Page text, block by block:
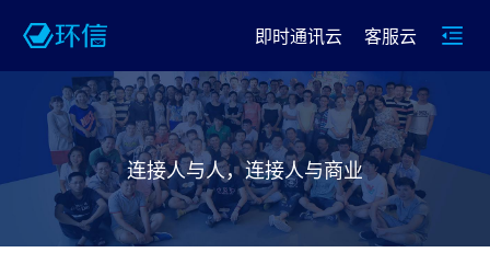
即时通讯云 客服云
连接人与人，连接人与商业